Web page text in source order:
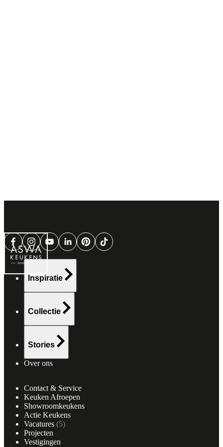
Inspiratie
Collectie
Stories
Over ons
Contact & Service
Keuken Afroepen
Showroomkeukens
Actie Keukens
Vacatures (5)
Projecten
Vestigingen